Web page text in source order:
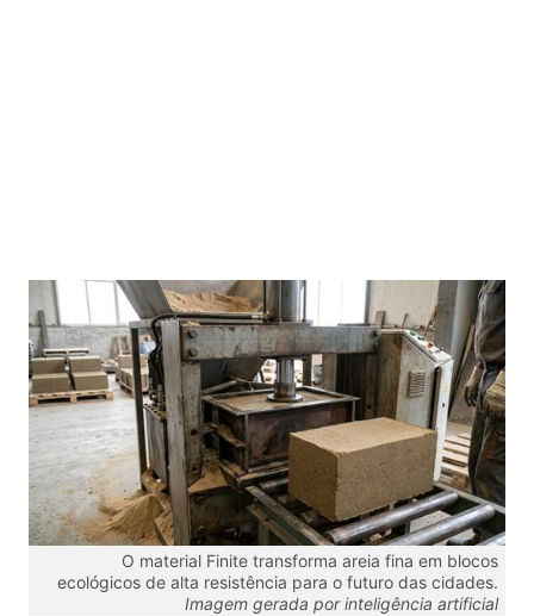
O material Finite transforma areia fina em blocos
ecológicos de alta resistência para o futuro das cidades.
Imagem gerada por inteligência artificial